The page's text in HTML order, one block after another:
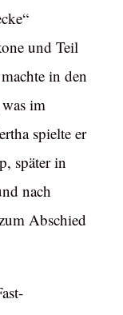
und Teil
in den
im
spielte er
später in
nach
Abschied